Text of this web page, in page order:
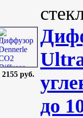
2155 руб.
до